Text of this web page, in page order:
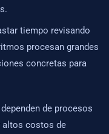
tiempo revisando
procesan grandes
concretas para
de procesos
altos costos de